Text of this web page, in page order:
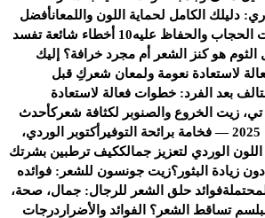
دليلك الكامل لحماية اللون واللمعانأفضل
الحجاب والحفاظ عليه
10 أخطاء شائعة تفسد
الثوم هو كنز الشعر أم مجرد خرافة؟ إليك
لاستعادة نعومة ولمعان شعركِ قبل
بعد الفرد: خطوات فعالة لاستعادة
زيت الخروع والصنوبر لكثافة شعركأحدث
أكتوبر الوردي،
الوردي لتعزيز جمالككيف ترطبين بشرتك
زيادة البثور؟زيت جونسون للشعر: فوائده
فوائد حلق الشعر للرجال: جمال، صحة،
تساقط الشعر؟ الفوائد والأضرار درجات